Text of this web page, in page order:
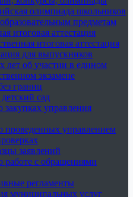
олимпиада школьников
предметам
итоговая аттестация
итоговая аттестация
для выпускников
лет об участии в едином
экзамене
границ
сад
управления
проведенных управлением
заявлений
с обращениями
регламенты
муниципальных услуг